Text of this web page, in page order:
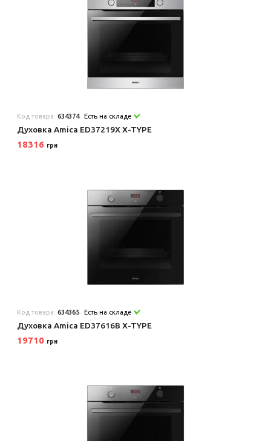
Код товара:634374 Есть на складе
Духовка Amica ED37219X X-TYPE
18316 грн
Код товара:634365 Есть на складе
Духовка Amica ED37616B X-TYPE
19710 грн